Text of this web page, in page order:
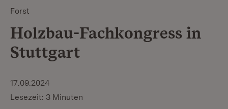
Forst
Holzbau-Fachkongress in
Stuttgart
17.09.2024
Lesezeit: 3 Minuten